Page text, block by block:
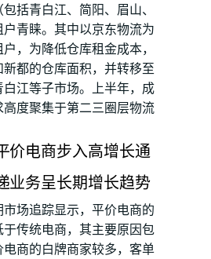
括青白江、简阳、眉山、
青睐。其中以京东物流为
，为降低仓库租金成本，
都的仓库面积，并转移至
江等子市场。上半年，成
度聚集于第二三圈层物流
价电商步入高增长通
业务呈长期增长趋势
场追踪显示，平价电商的
传统电商，其主要原因包
商的白牌商家较多，客单